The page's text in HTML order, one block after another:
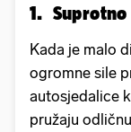
1.
Kada je malo
ogromne sile
autosjedalice
pružaju